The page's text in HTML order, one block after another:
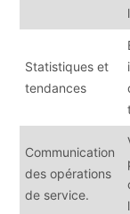
Statistiques et
tendances
Communication
des opérations
de service.